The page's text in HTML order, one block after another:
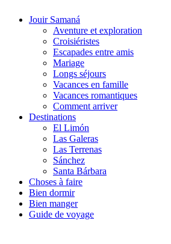
Jouir Samaná
Aventure et exploration
Croisiéristes
Escapades entre amis
Mariage
Longs séjours
Vacances en famille
Vacances romantiques
Comment arriver
Destinations
El Limón
Las Galeras
Las Terrenas
Sánchez
Santa Bárbara
Choses à faire
Bien dormir
Bien manger
Guide de voyage